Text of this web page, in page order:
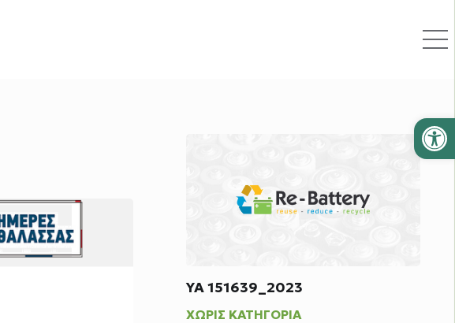
ΥΑ 151639_2023
ΧΩΡΊΣ ΚΑΤΗΓΟΡΊΑ